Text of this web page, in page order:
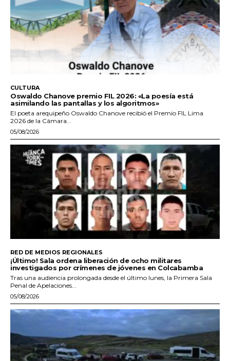
CULTURA
Oswaldo Chanove premio FIL 2026: «La poesía está
asimilando las pantallas y los algoritmos»
El poeta arequipeño Oswaldo Chanove recibió el Premio FIL Lima
2026 de la Cámara...
05/08/2026
RED DE MEDIOS REGIONALES
¡Último! Sala ordena liberación de ocho militares
investigados por crímenes de jóvenes en Colcabamba
Tras una audiencia prolongada desde el último lunes, la Primera Sala
Penal de Apelaciones...
05/08/2026